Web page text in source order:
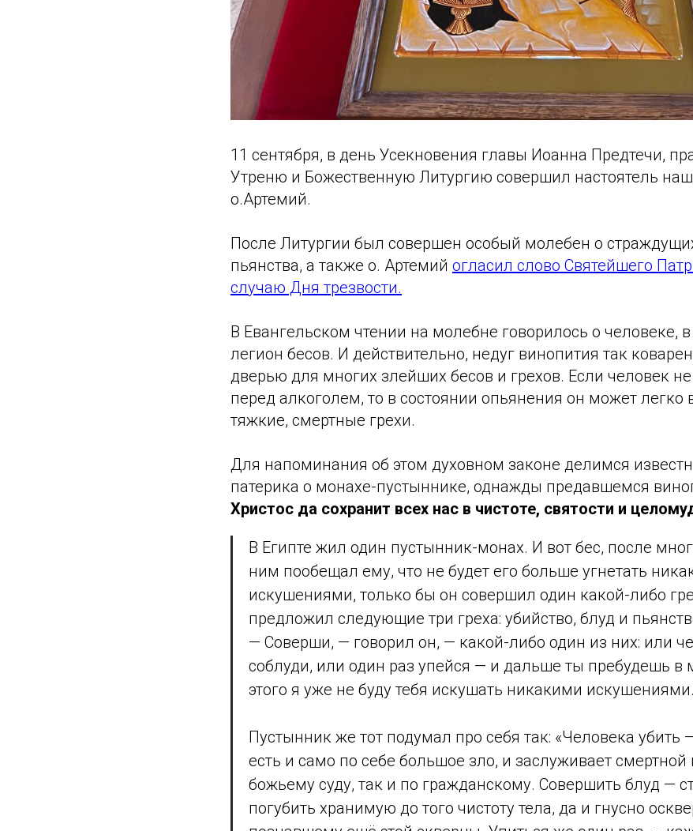
11 сентября, в день Усекновения главы Иоанна Предтечи,
Утреню и Божественную Литургию совершил настоятель
о.Артемий.
После Литургии был совершен особый молебен о
пьянства, а также о. Артемий огласил слово Святейшего
случаю Дня трезвости.
В Евангельском чтении на молебне говорилось о человеке,
легион бесов. И действительно, недуг винопития так
дверью для многих злейших бесов и грехов. Если человек
перед алкоголем, то в состоянии опьянения он может легко
тяжкие, смертные грехи.
Для напоминания об этом духовном законе делимся
патерика о монахе-пустыннике, однажды предавшемся
Христос да сохранит всех нас в чистоте, святости и
В Египте жил один пустынник-монах. И вот бес, после
ним пообещал ему, что не будет его больше угнетать
искушениями, только бы он совершил один какой-либо
предложил следующие три греха: убийство, блуд и
— Соверши, — говорил он, — какой-либо один из них: или
соблуди, или один раз упейся — и дальше ты пребудешь в
этого я уже не буду тебя искушать никакими искушениями.
Пустынник же тот подумал про себя так: «Человека убить
есть и само по себе большое зло, и заслуживает смертной
божьему суду, так и по гражданскому. Совершить блуд —
погубить хранимую до того чистоту тела, да и гнусно